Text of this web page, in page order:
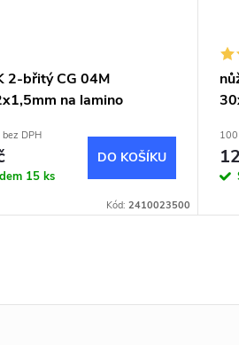
2-břitý CG 04M
na lamino
DPH
15 ks
DO KOŠÍKU
Kód: 2410023500
100